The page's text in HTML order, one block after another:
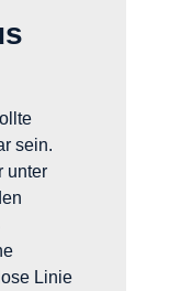
sein.
unter
Linie